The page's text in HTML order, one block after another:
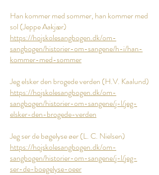
Han kommer med sommer, han kommer med
sol (Jeppe Aakjær)
https://hojskolesangbogen.dk/om-
sangbogen/historier-om-sangene/h-i/han-
kommer-med-sommer
Jeg elsker den brogede verden (H.V. Kaalund)
https://hojskolesangbogen.dk/om-
sangbogen/historier-om-sangene/j-l/jeg-
elsker-den-brogede-verden
Jeg ser de bøgelyse øer (L. C. Nielsen)
https://hojskolesangbogen.dk/om-
sangbogen/historier-om-sangene/j-l/jeg-
ser-de-boegelyse-oeer